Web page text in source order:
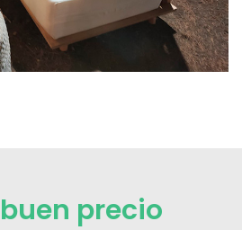
precio